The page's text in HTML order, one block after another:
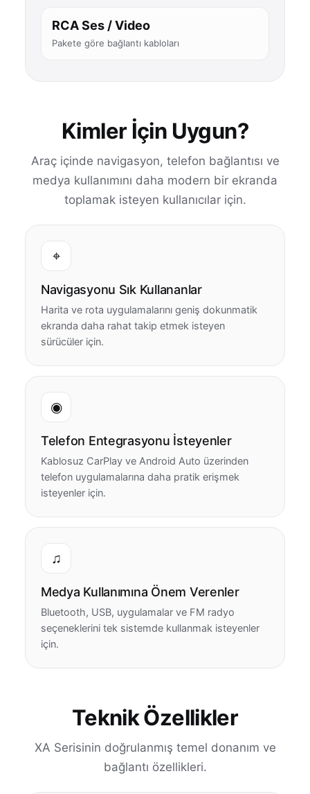
RCA Ses / Video
Pakete göre bağlantı kabloları
Kimler İçin Uygun?
Araç içinde navigasyon, telefon bağlantısı ve
medya kullanımını daha modern bir ekranda
toplamak isteyen kullanıcılar için.
⌖
Navigasyonu Sık Kullananlar
Harita ve rota uygulamalarını geniş dokunmatik
ekranda daha rahat takip etmek isteyen
sürücüler için.
◉
Telefon Entegrasyonu İsteyenler
Kablosuz CarPlay ve Android Auto üzerinden
telefon uygulamalarına daha pratik erişmek
isteyenler için.
♫
Medya Kullanımına Önem Verenler
Bluetooth, USB, uygulamalar ve FM radyo
seçeneklerini tek sistemde kullanmak isteyenler
için.
Teknik Özellikler
XA Serisinin doğrulanmış temel donanım ve
bağlantı özellikleri.